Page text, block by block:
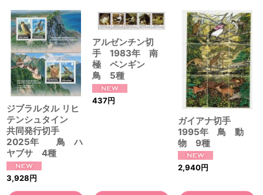
ジブラルタル リヒ
テンシュタイン
共同発行切手
2025年 鳥 ハ
ヤブサ 4種
3,928円
アルゼンチン切
手 1983年 南
極 ペンギン
鳥 5種
437円
ガイアナ切手
1995年 鳥 動
物 9種
2,940円